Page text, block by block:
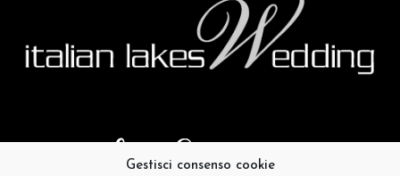
Gestisci consenso cookie